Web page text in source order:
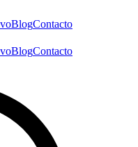
BlogContacto
BlogContacto